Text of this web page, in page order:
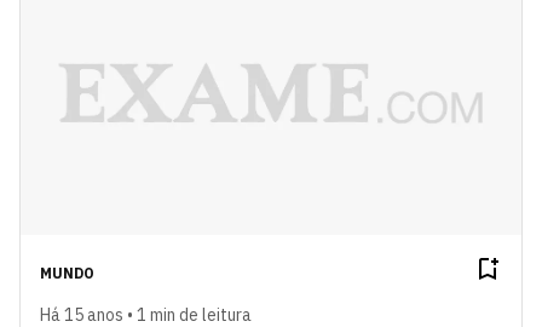
MUNDO
Há 15 anos • 1 min de leitura